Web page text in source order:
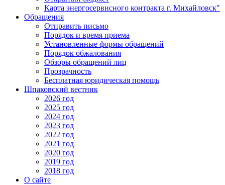
Карта энергосервисного контракта г. Михайловск"
Обращения
Отправить письмо
Порядок и время приема
Установленные формы обращений
Порядок обжалования
Обзоры обращений лиц
Прозрачность
Бесплатная юридическая помощь
Шпаковский вестник
2026 год
2025 год
2024 год
2023 год
2022 год
2021 год
2020 год
2019 год
2018 год
О сайте